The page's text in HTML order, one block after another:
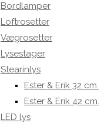
Bordlamper
Loftrosetter
Vægrosetter
Lysestager
Stearinlys
Ester & Erik 32 cm.
Ester & Erik 42 cm.
LED lys